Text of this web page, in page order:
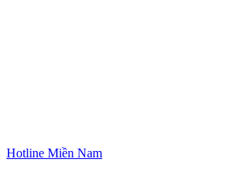
Hotline Miền Nam